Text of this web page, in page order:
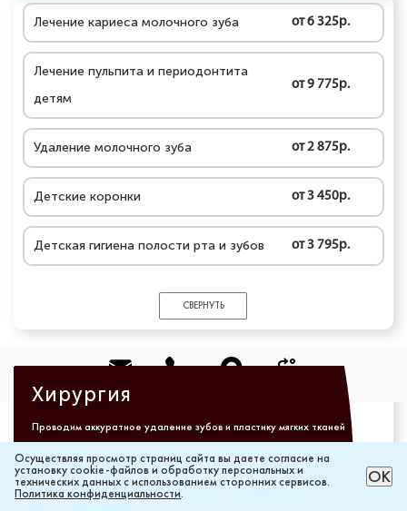
Лечение кариеса молочного зуба от 6 325р.
Лечение пульпита и периодонтита
детям
от 9 775р.
Удаление молочного зуба от 2 875р.
Детские коронки от 3 450р.
Детская гигиена полости рта и зубов от 3 795р.
СВЕРНУТЬ
Хирургия
Проводим аккуратное удаление зубов и пластику мягких тканей
Подробнее
Осуществляя просмотр страниц сайта вы даете согласие на
установку cookie-файлов и обработку персональных и
технических данных с использованием сторонних сервисов.
Политика конфиденциальности.
ОК
РАССЧИТАТЬ ЦЕНУ ОНЛАЙН